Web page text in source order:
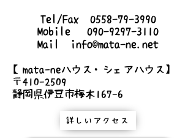
Tel/Fax0558-79-3990
Mobile 090-9297-3110
Mail
info@mata-ne.net
【mata-neハウス・シェアハウス】
〒410-2509
静岡県伊豆市梅木167-6
詳しいアクセス